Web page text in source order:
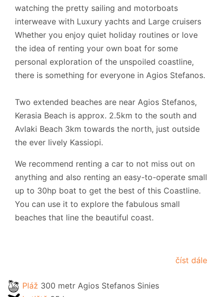
watching the pretty sailing and motorboats
interweave with Luxury yachts and Large cruisers
Whether you enjoy quiet holiday routines or love
the idea of renting your own boat for some
personal exploration of the unspoiled coastline,
there is something for everyone in Agios Stefanos.
Two extended beaches are near Agios Stefanos,
Kerasia Beach is approx. 2.5km to the south and
Avlaki Beach 3km towards the north, just outside
the ever lively Kassiopi.
We recommend renting a car to not miss out on
anything and also renting an easy-to-operate small
up to 30hp boat to get the best of this Coastline.
You can use it to explore the fabulous small
beaches that line the beautiful coast.
číst dále
Pláž 300 metr Agios Stefanos Sinies